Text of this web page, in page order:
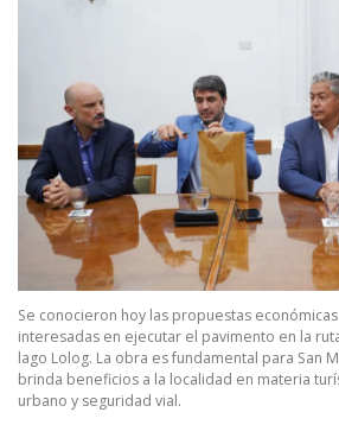
Se conocieron hoy las propuestas
interesadas en ejecutar el pavimento en la
lago Lolog. La obra es fundamental para San
brinda beneficios a la localidad en materia
urbano y seguridad vial.